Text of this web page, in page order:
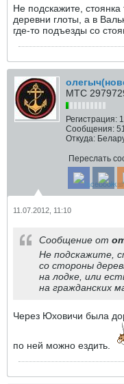
Не подскажите,
деревни глоты, а в
где-то подъезды со
МТС
Регистрация:
Сообщения:
Откуда:
Переслать
11.07.2012, 11:10
Сообщение от
Не подскажите,
со стороны
на лодке, или
на гражданских
Через Юховичи была
по ней можно ездить.